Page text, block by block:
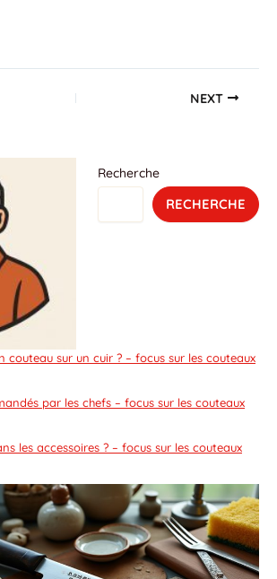
NEXT
Recherche
RECHERCHE
couteau sur un cuir ? – focus sur les couteaux
par les chefs – focus sur les couteaux
les accessoires ? – focus sur les couteaux